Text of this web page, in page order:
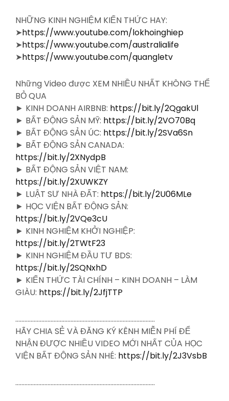
NHỮNG KINH NGHIỆM KIẾN THỨC HAY:
➤https://www.youtube.com/lokhoinghiep
➤https://www.youtube.com/australialife
➤https://www.youtube.com/quangletv
Những Video được XEM NHIỀU NHẤT KHÔNG THỂ
BỎ QUA
► KINH DOANH AIRBNB: https://bit.ly/2QgakUl
► BẤT ĐỘNG SẢN MỸ: https://bit.ly/2VO70Bq
► BẤT ĐỘNG SẢN ÚC: https://bit.ly/2SVa6Sn
► BẤT ĐỘNG SẢN CANADA:
https://bit.ly/2XNydpB
► BẤT ĐỘNG SẢN VIỆT NAM:
https://bit.ly/2XUWKZY
► LUẬT SƯ NHÀ ĐẤT: https://bit.ly/2U06MLe
► HỌC VIỆN BẤT ĐỘNG SẢN:
https://bit.ly/2VQe3cU
► KINH NGHIỆM KHỞI NGHIỆP:
https://bit.ly/2TWtF23
► KINH NGHIỆM ĐẦU TƯ BDS:
https://bit.ly/2SQNxhD
► KIẾN THỨC TÀI CHÍNH – KINH DOANH – LÀM
GIÀU: https://bit.ly/2JfjTTP
……………………………………………………………………………….
HÃY CHIA SẺ VÀ ĐĂNG KÝ KÊNH MIỄN PHÍ ĐỂ
NHẬN ĐƯỢC NHIỀU VIDEO MỚI NHẤT CỦA HỌC
VIỆN BẤT ĐỘNG SẢN NHÉ: https://bit.ly/2J3VsbB
……………………………………………………………………………….